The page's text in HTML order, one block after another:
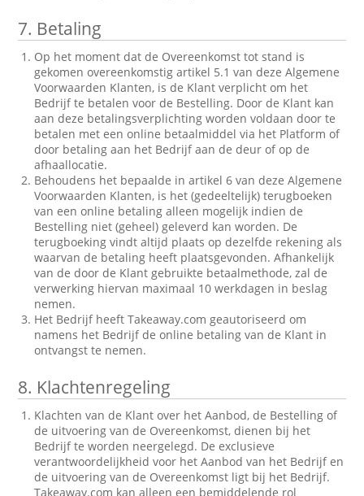
7. Betaling
Op het moment dat de Overeenkomst tot stand is
gekomen overeenkomstig artikel 5.1 van deze Algemene
Voorwaarden Klanten, is de Klant verplicht om het
Bedrijf te betalen voor de Bestelling. Door de Klant kan
aan deze betalingsverplichting worden voldaan door te
betalen met een online betaalmiddel via het Platform of
door betaling aan het Bedrijf aan de deur of op de
afhaallocatie.
Behoudens het bepaalde in artikel 6 van deze Algemene
Voorwaarden Klanten, is het (gedeeltelijk) terugboeken
van een online betaling alleen mogelijk indien de
Bestelling niet (geheel) geleverd kan worden. De
terugboeking vindt altijd plaats op dezelfde rekening als
waarvan de betaling heeft plaatsgevonden. Afhankelijk
van de door de Klant gebruikte betaalmethode, zal de
verwerking hiervan maximaal 10 werkdagen in beslag
nemen.
Het Bedrijf heeft Takeaway.com geautoriseerd om
namens het Bedrijf de online betaling van de Klant in
ontvangst te nemen.
8. Klachtenregeling
Klachten van de Klant over het Aanbod, de Bestelling of
de uitvoering van de Overeenkomst, dienen bij het
Bedrijf te worden neergelegd. De exclusieve
verantwoordelijkheid voor het Aanbod van het Bedrijf en
de uitvoering van de Overeenkomst ligt bij het Bedrijf.
Takeaway.com kan alleen een bemiddelende rol